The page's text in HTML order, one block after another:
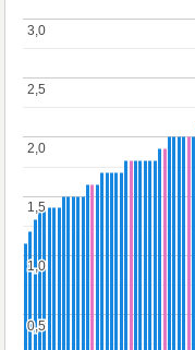
0,5
0,5
1,0
1,0
1,5
1,5
2,0
2,0
2,5
2,5
3,0
3,0